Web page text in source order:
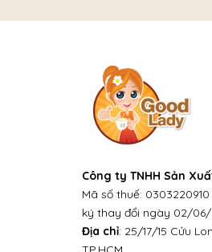
Công ty TNHH Sản
Mã số thuế:
ký thay đổi ngày 02/06/
Địa chỉ: 25/17/15 Cửu